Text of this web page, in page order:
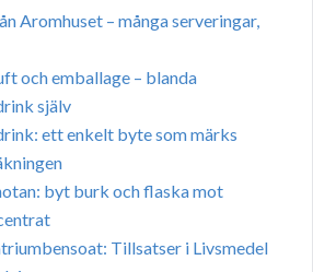
Aromhuset – många serveringar,
och emballage – blanda
själv
ett enkelt byte som märks
byt burk och flaska mot
Tillsatser i Livsmedel